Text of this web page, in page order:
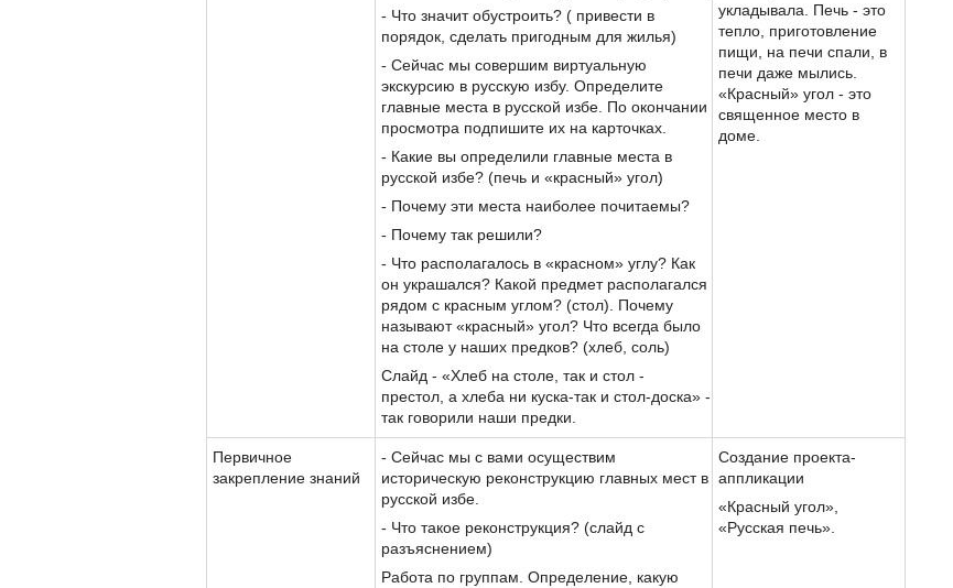
- Что значит обустроить? ( привести в
порядок, сделать пригодным для жилья)
- Сейчас мы совершим виртуальную
экскурсию в русскую избу. Определите
главные места в русской избе. По окончании
просмотра подпишите их на карточках.
- Какие вы определили главные места в
русской избе? (печь и «красный» угол)
- Почему эти места наиболее почитаемы?
- Почему так решили?
- Что располагалось в «красном» углу? Как
он украшался? Какой предмет располагался
рядом с красным углом? (стол). Почему
называют «красный» угол? Что всегда было
на столе у наших предков? (хлеб, соль)
Слайд - «Хлеб на столе, так и стол -
престол, а хлеба ни куска-так и стол-доска» -
так говорили наши предки.
укладывала. Печь - это
тепло, приготовление
пищи, на печи спали, в
печи даже мылись.
«Красный» угол - это
священное место в
доме.
Первичное
закрепление знаний
- Сейчас мы с вами осуществим
историческую реконструкцию главных мест в
русской избе.
- Что такое реконструкция? (слайд с
разъяснением)
Работа по группам. Определение, какую
Создание проекта-
аппликации
«Красный угол»,
«Русская печь».